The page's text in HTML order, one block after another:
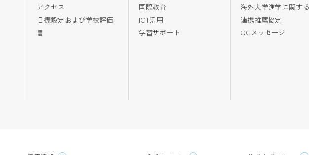
アクセス
目標設定および学校評価
書
国際教育
ICT活用
学習サポート
海外大学進学に関する
連携推薦協定
OGメッセージ